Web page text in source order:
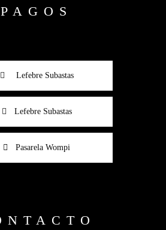
PAGOS
Lefebre Subastas
Lefebre Subastas
Pasarela Wompi